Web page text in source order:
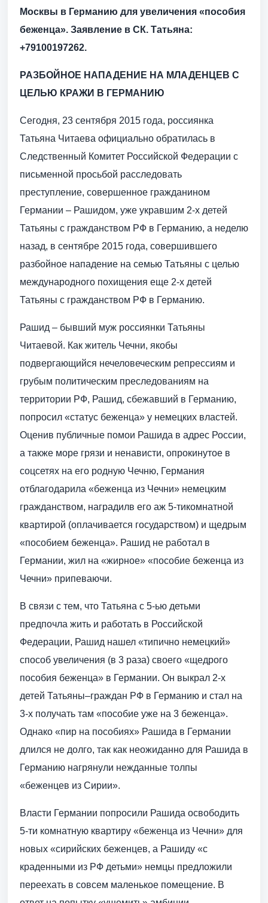
Москвы в Германию для увеличения «пособия
беженца». Заявление в СК. Татьяна:
+79100197262.
РАЗБОЙНОЕ НАПАДЕНИЕ НА МЛАДЕНЦЕВ С
ЦЕЛЬЮ КРАЖИ В ГЕРМАНИЮ
Сегодня, 23 сентября 2015 года, россиянка
Татьяна Читаева официально обратилась в
Следственный Комитет Российской Федерации с
письменной просьбой расследовать
преступление, совершенное гражданином
Германии – Рашидом, уже укравшим 2-х детей
Татьяны с гражданством РФ в Германию, а неделю
назад, в сентябре 2015 года, совершившего
разбойное нападение на семью Татьяны с целью
международного похищения еще 2-х детей
Татьяны с гражданством РФ в Германию.
Рашид – бывший муж россиянки Татьяны
Читаевой. Как житель Чечни, якобы
подвергающийся нечеловеческим репрессиям и
грубым политическим преследованиям на
территории РФ, Рашид, сбежавший в Германию,
попросил «статус беженца» у немецких властей.
Оценив публичные помои Рашида в адрес России,
а также море грязи и ненависти, опрокинутое в
соцсетях на его родную Чечню, Германия
отблагодарила «беженца из Чечни» немецким
гражданством, наградилв его аж 5-тикомнатной
квартирой (оплачивается государством) и щедрым
«пособием беженца». Рашид не работал в
Германии, жил на «жирное» «пособие беженца из
Чечни» припеваючи.
В связи с тем, что Татьяна с 5-ью детьми
предпочла жить и работать в Российской
Федерации, Рашид нашел «типично немецкий»
способ увеличения (в 3 раза) своего «щедрого
пособия беженца» в Германии. Он выкрал 2-х
детей Татьяны–граждан РФ в Германию и стал на
3-х получать там «пособие уже на 3 беженца».
Однако «пир на пособиях» Рашида в Германии
длился не долго, так как неожиданно для Рашида в
Германию нагрянули нежданные толпы
«беженцев из Сирии».
Власти Германии попросили Рашида освободить
5-ти комнатную квартиру «беженца из Чечни» для
новых «сирийских беженцев, а Рашиду «с
краденными из РФ детьми» немцы предложили
переехать в совсем маленькое помещение. В